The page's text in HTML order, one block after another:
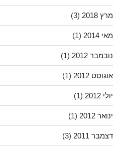
מרץ 2018 (3)
מאי 2014 (1)
נובמבר 2012 (1)
אוגוסט 2012 (1)
יולי 2012 (1)
ינואר 2012 (1)
דצמבר 2011 (3)